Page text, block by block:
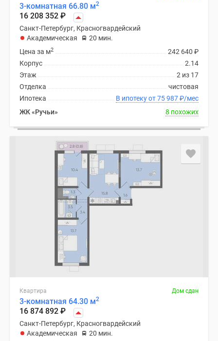
3-комнатная 66.80 м2
16 208 352 ₽
Санкт-Петербург, Красногвардейский
Академическая
20 мин.
242 640 ₽
Цена за м2
2.14
Корпус
2 из 17
Этаж
чистовая
Отделка
В ипотеку от 75 987₽/мес
Ипотека
ЖК «Ручьи»
8 похожих
Квартира Дом сдан
3-комнатная 64.30 м2
16 874 892 ₽
Санкт-Петербург, Красногвардейский
Академическая
20 мин.